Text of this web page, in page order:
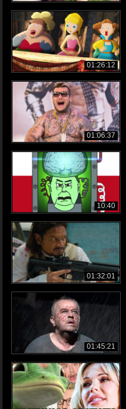
01:26:12
01:06:37
10:40
01:32:01
01:45:21